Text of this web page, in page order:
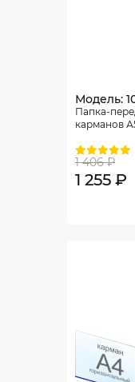
Модель:
Папка-
карманов
1 406 ₽
1 255 ₽